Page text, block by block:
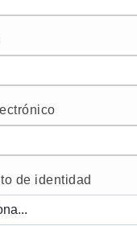
de identidad